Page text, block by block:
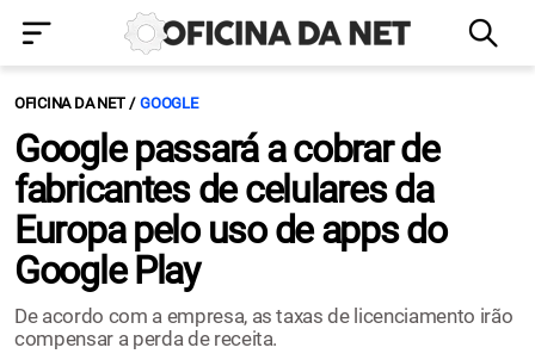
OFICINA DA NET GOOGLE
Google passará a cobrar de
fabricantes de celulares da
Europa pelo uso de apps do
Google Play
De acordo com a empresa, as taxas de licenciamento irão
compensar a perda de receita.